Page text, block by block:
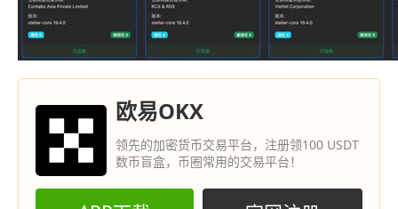
欧易OKX
领先的加密货币交易平台，注册领100 USDT
数币盲盒，币圈常用的交易平台！